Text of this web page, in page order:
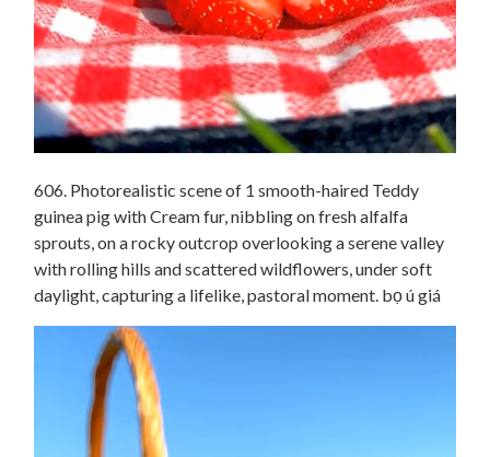
606. Photorealistic scene of 1 smooth-haired Teddy
guinea pig with Cream fur, nibbling on fresh alfalfa
sprouts, on a rocky outcrop overlooking a serene valley
with rolling hills and scattered wildflowers, under soft
daylight, capturing a lifelike, pastoral moment. bọ ú giá